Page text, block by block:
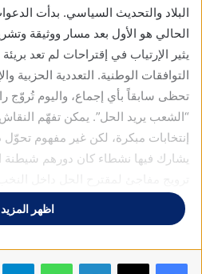
البلاد والتحديث السياسي. بدأت
الحالي هو الأول بعد مسار ووثيقة
يثير الإرتياب في إقتراحات لم تعد
التوافقات الوطنية. التعددية الحزبية
تحظى سابقاً بأي إجماع، واليوم تُروّج
“الشعب يريد الحل”. يمكن تفهّم
إنتخابات مبكرة، لكن غير مفهوم تحوّل
يشارك فيها نشطاء كان دورهم شيطنة
ترويج مفاجئ لمقترح الحل داخل
الأصل أن يكمل البرلمان ولايته
إنتخابات نزيهة عالية المستوى،
هو الطريق لحماية المصالح الأردنية
اظهر المزيد
فيسبوك X لينكدإن واتساب